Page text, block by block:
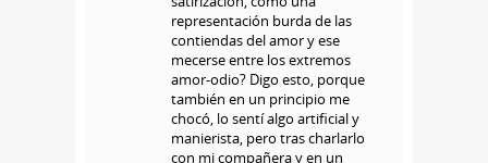
representación burda de las
contiendas del amor y ese
mecerse entre los extremos
amor-odio? Digo esto, porque
también en un principio me
chocó, lo sentí algo artificial y
manierista, pero tras charlarlo
con mi compañera y en un